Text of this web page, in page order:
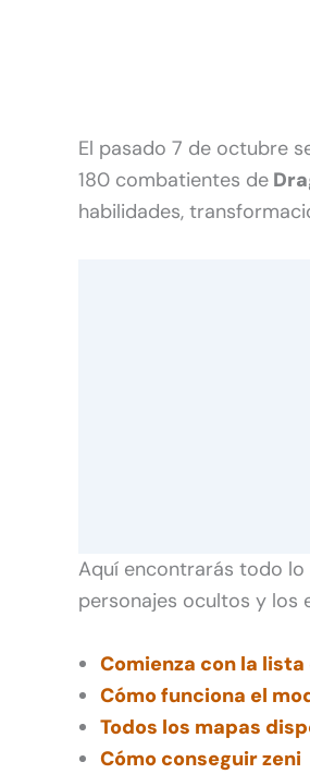
El pasado 7 de octubre
180 combatientes de
habilidades,
Aquí encontrarás todo lo
personajes ocultos y los
Comienza con la
Cómo funciona el
Todos los mapas
Cómo conseguir zeni